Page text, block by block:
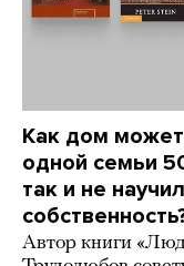
Как дом может
одной семьи
так и не
Автор книги